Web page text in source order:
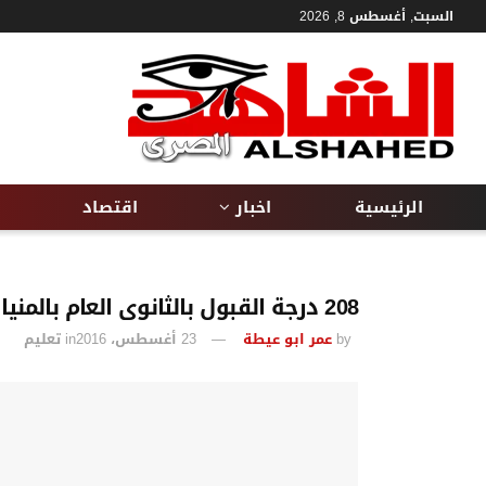
السبت, أغسطس 8, 2026
الرئيسية اخبار اقتصاد
208 درجة القبول بالثانوى العام بالمنيا
by عمر ابو عيطة 23 أغسطس، 2016 in تعليم